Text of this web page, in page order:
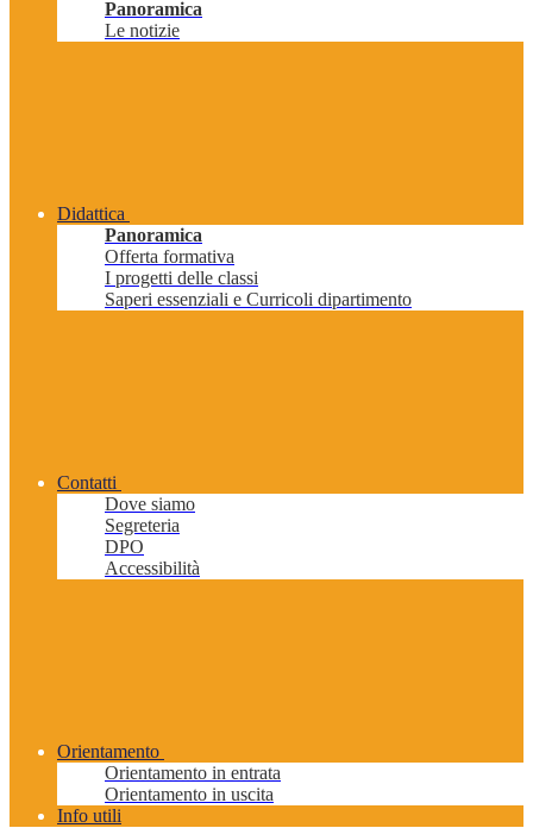
Panoramica
Le notizie
Didattica
Panoramica
Offerta formativa
I progetti delle classi
Saperi essenziali e Curricoli dipartimento
Contatti
Dove siamo
Segreteria
DPO
Accessibilità
Orientamento
Orientamento in entrata
Orientamento in uscita
Info utili